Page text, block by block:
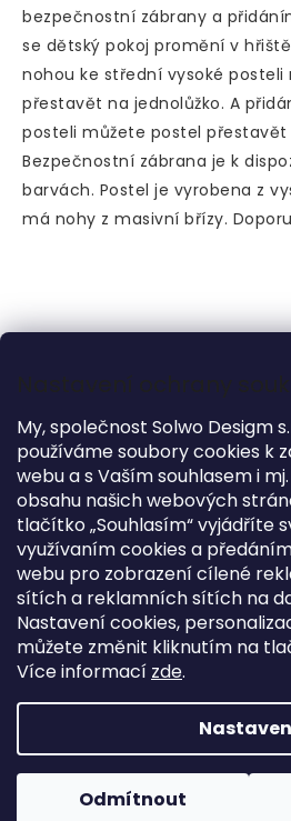
Nastavení ochrany
My, společnost Solwo Desigm
používáme soubory cookies k
webu a s Vaším souhlasem i
obsahu našich webových
tlačítko „Souhlasím“ vyjádříte
využívaním cookies a
webu pro zobrazení cílené
sítích a reklamních sítích na
Nastavení cookies,
můžete změnit kliknutím na
Více informací zde.
Odmítnout
bezpečnostní zábrany a
se dětský pokoj promění v
nohou ke střední vysoké posteli
přestavět na jednolůžko. A
posteli můžete postel přestavět
Bezpečnostní zábrana je k
barvách. Postel je vyrobena z
má nohy z masivní břízy.
DOPLŇKOVÉ INFORMACE
Kategorie:
Zvýšená lůžka 90
Záruka:
2 roky
? Kolekce:
White
Výška
120 cm
Délka :
210 cm
Šířka:
109 cm
Pro matraci: 90x200 cm
Flexa.
VytvořilShoptet| Design